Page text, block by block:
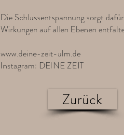
Die Schlussentspannung sorgt
Wirkungen auf allen Ebenen
www.deine-zeit-ulm.de
Instagram: DEINE ZEIT
Zurück